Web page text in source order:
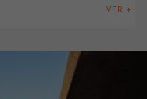
VER +